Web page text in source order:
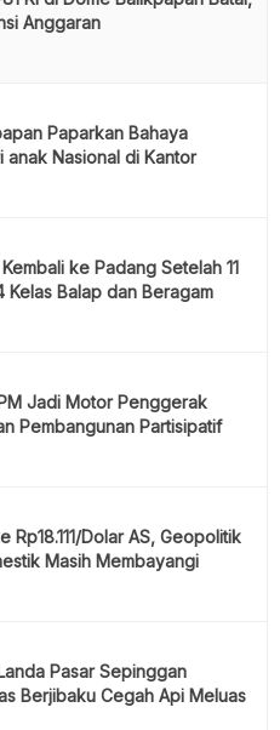
Anggaran
Paparkan Bahaya
anak Nasional di Kantor
ke Padang Setelah 11
Kelas Balap dan Beragam
Jadi Motor Penggerak
Pembangunan Partisipatif
Rp18.111/Dolar AS, Geopolitik
Masih Membayangi
Pasar Sepinggan
Berjibaku Cegah Api Meluas